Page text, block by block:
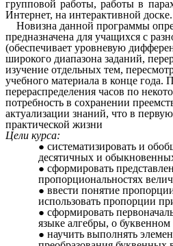
групповой работы, работы в
Интернет, на интерактивной доске.
Новизна данной программы
предназначена для учащихся с
(обеспечивает уровневую
широкого диапазона заданий,
изучение отдельных тем,
учебного материала в конце года.
перераспределения часов по
потребность в сохранении
актуализации знаний, что в
практической жизни
Цели курса:
систематизировать и
десятичных и
сформировать
пропорциональностях
ввести понятие
использовать пропорции
сформировать
языке алгебры, о
научить выполнять